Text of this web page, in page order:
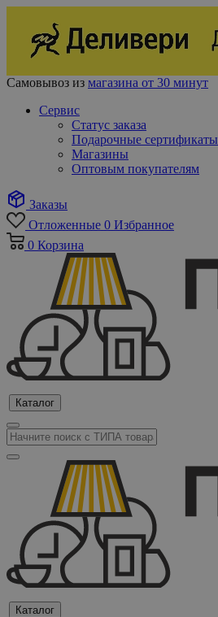
Самовывоз из магазина от 30 минут
Сервис
Статус заказа
Подарочные сертификаты
Магазины
Оптовым покупателям
Заказы
Отложенные 0 Избранное
0 Корзина
Каталог
Каталог